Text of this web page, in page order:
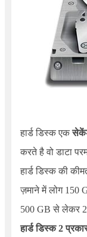
हार्ड डिस्क एक
करते है वो डाटा
हार्ड डिस्क की
ज़माने में लोग 150
500 GB से लेकर 2
हार्ड डिस्क 2